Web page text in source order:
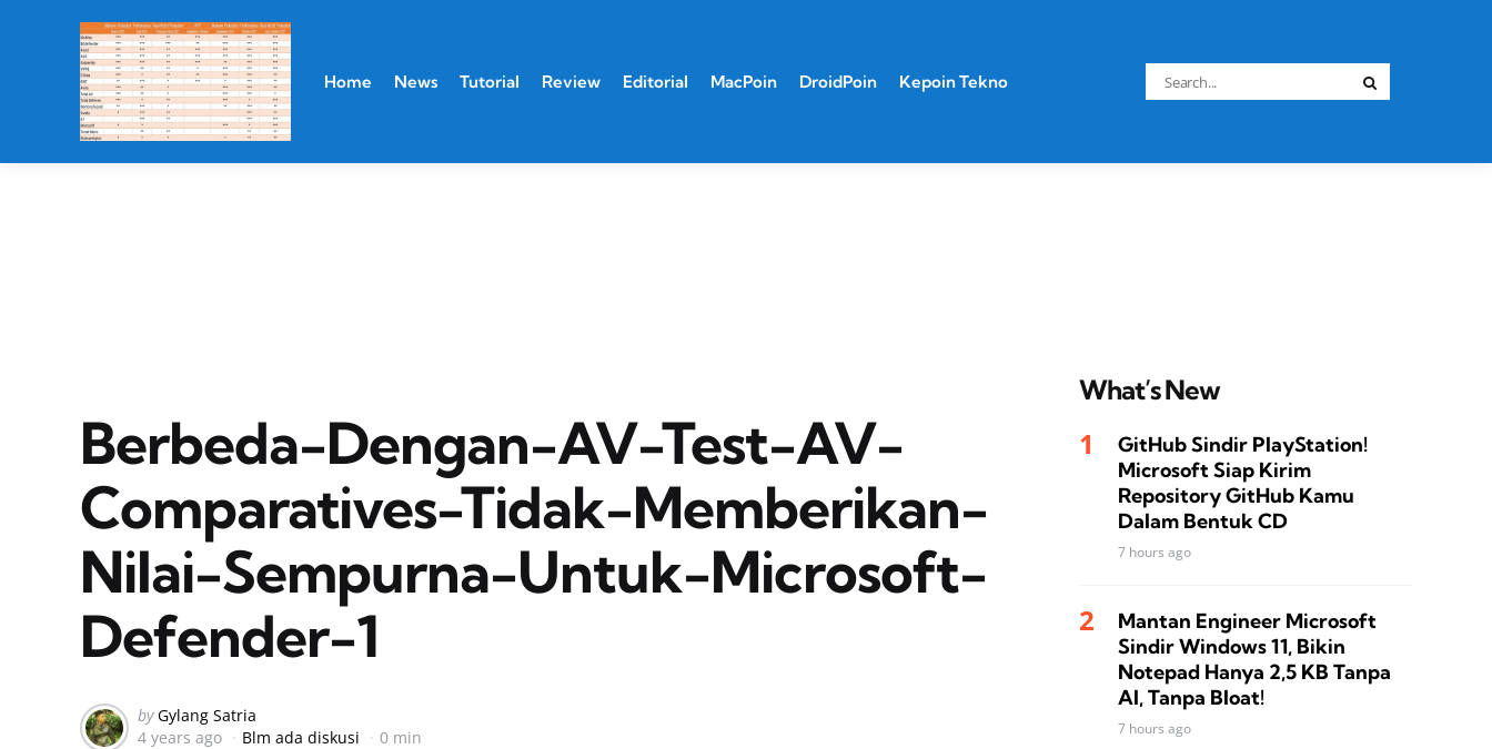
Home News Tutorial Review Editorial MacPoin DroidPoin Kepoin Tekno
Search
for:
Berbeda-Dengan-AV-Test-AV-
Comparatives-Tidak-Memberikan-
Nilai-Sempurna-Untuk-Microsoft-
Defender-1
Posted
by
by Gylang Satria
4 years ago
Blm ada diskusi 0 min
What’s New
GitHub Sindir PlayStation!
Microsoft Siap Kirim
Repository GitHub Kamu
Dalam Bentuk CD
7 hours ago
Mantan Engineer Microsoft
Sindir Windows 11, Bikin
Notepad Hanya 2,5 KB Tanpa
AI, Tanpa Bloat!
7 hours ago